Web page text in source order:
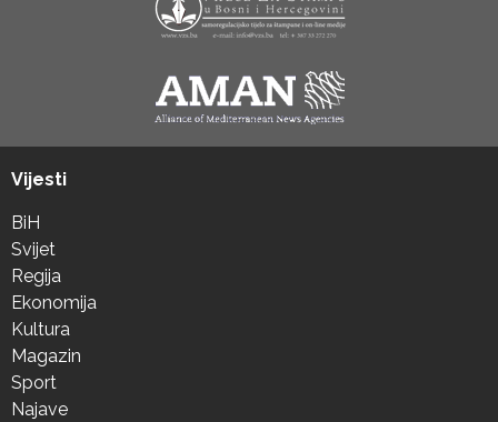
Vijesti
BiH
Svijet
Regija
Ekonomija
Kultura
Magazin
Sport
Najave